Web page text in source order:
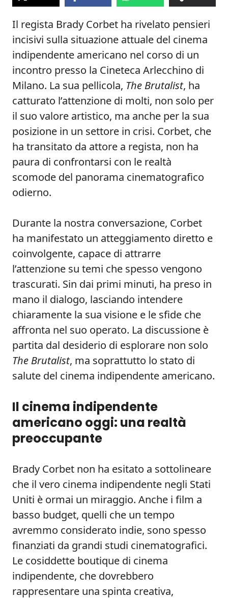
Il regista Brady Corbet ha rivelato pensieri
incisivi sulla situazione attuale del cinema
indipendente americano nel corso di un
incontro presso la Cineteca Arlecchino di
Milano. La sua pellicola, The Brutalist, ha
catturato l’attenzione di molti, non solo per
il suo valore artistico, ma anche per la sua
posizione in un settore in crisi. Corbet, che
ha transitato da attore a regista, non ha
paura di confrontarsi con le realtà
scomode del panorama cinematografico
odierno.
Durante la nostra conversazione, Corbet
ha manifestato un atteggiamento diretto e
coinvolgente, capace di attrarre
l’attenzione su temi che spesso vengono
trascurati. Sin dai primi minuti, ha preso in
mano il dialogo, lasciando intendere
chiaramente la sua visione e le sfide che
affronta nel suo operato. La discussione è
partita dal desiderio di esplorare non solo
The Brutalist, ma soprattutto lo stato di
salute del cinema indipendente americano.
Il cinema indipendente
americano oggi: una realtà
preoccupante
Brady Corbet non ha esitato a sottolineare
che il vero cinema indipendente negli Stati
Uniti è ormai un miraggio. Anche i film a
basso budget, quelli che un tempo
avremmo considerato indie, sono spesso
finanziati da grandi studi cinematografici.
Le cosiddette boutique di cinema
indipendente, che dovrebbero
rappresentare una spinta creativa,